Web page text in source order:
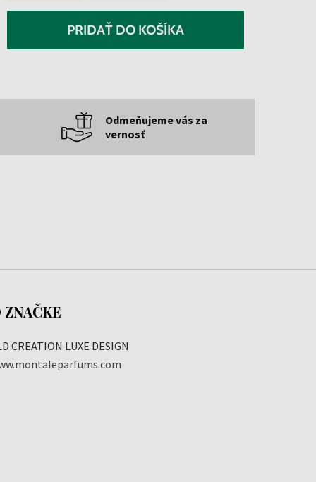
PRIDAŤ DO KOŠÍKA
Odmeňujeme vás za
vernosť
ZNAČKE
CREATION LUXE DESIGN